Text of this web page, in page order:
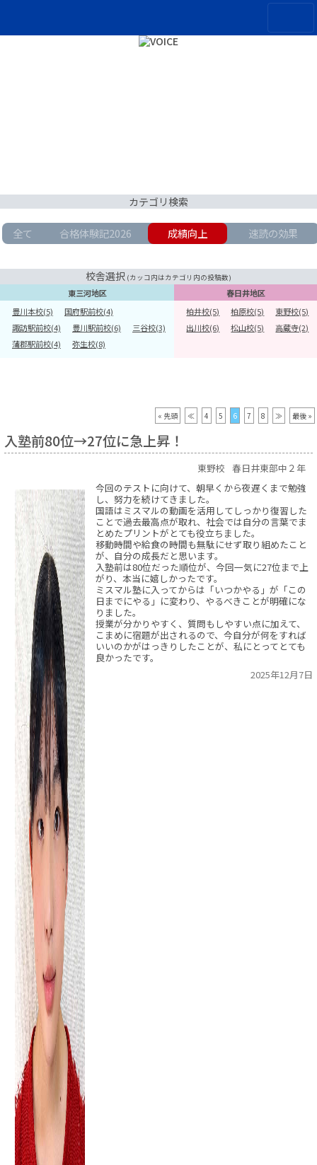
カテゴリ検索
全て 合格体験記2026 成績向上 速読の効果
校舎選択 (カッコ内はカテゴリ内の投稿数)
東三河地区
豊川本校(5)
国府駅前校(4)
諏訪駅前校(4)
豊川駅前校(6)
三谷校(3)
蒲郡駅前校(4)
弥生校(8)
春日井地区
柏井校(5)
柏原校(5)
東野校(5)
出川校(6)
松山校(5) 高蔵寺(2)
« 先頭 ≪ 4 5 6 7 8 ≫ 最後 »
入塾前80位→27位に急上昇！
東野校 春日井東部中２年
今回のテストに向けて、朝早くから夜遅くまで勉強
し、努力を続けてきました。
国語はミスマルの動画を活用してしっかり復習した
ことで過去最高点が取れ、社会では自分の言葉でま
とめたプリントがとても役立ちました。
移動時間や給食の時間も無駄にせず取り組めたこと
が、自分の成長だと思います。
入塾前は80位だった順位が、今回一気に27位まで上
がり、本当に嬉しかったです。
ミスマル塾に入ってからは「いつかやる」が「この
日までにやる」に変わり、やるべきことが明確にな
りました。
授業が分かりやすく、質問もしやすい点に加えて、
こまめに宿題が出されるので、今自分が何をすれば
いいのかがはっきりしたことが、私にとってとても
良かったです。
2025年12月7日